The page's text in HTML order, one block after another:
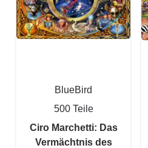
BlueBird
500 Teile
Ciro Marchetti: Das
Vermächtnis des